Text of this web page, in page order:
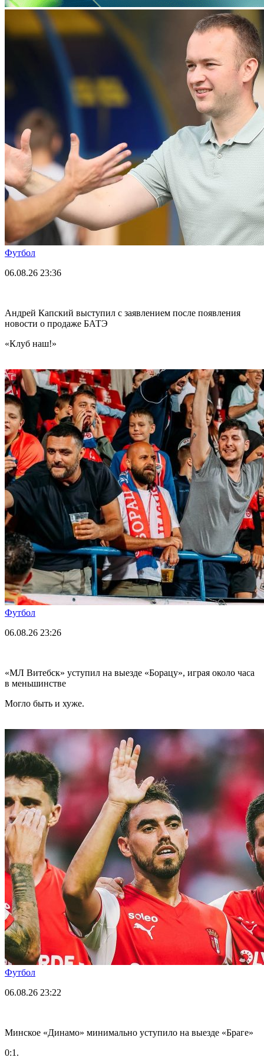
Футбол
06.08.26 23:36
Андрей Капский выступил с заявлением после появления
новости о продаже БАТЭ
«Клуб наш!»
Футбол
06.08.26 23:26
«МЛ Витебск» уступил на выезде «Борацу», играя около часа
в меньшинстве
Могло быть и хуже.
Футбол
06.08.26 23:22
Минское «Динамо» минимально уступило на выезде «Браге»
0:1.